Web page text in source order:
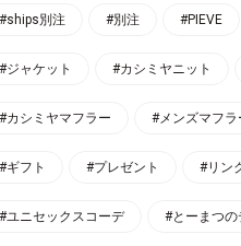
#ships別注 #別注 #PIEVE
#ジャケット #カシミヤニット
#カシミヤマフラー #メンズマフラ
#ギフト #プレゼント #リン
#ユニセックスコーデ #とーまつの